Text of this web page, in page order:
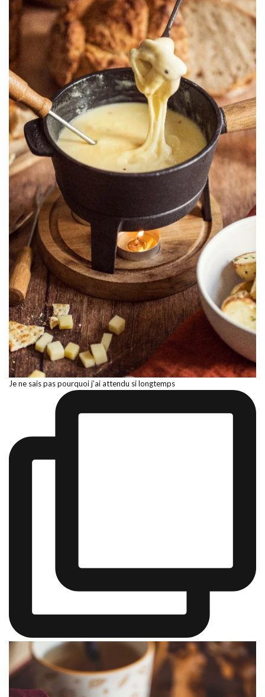
Je ne sais pas pourquoi j’ai attendu si longtemps